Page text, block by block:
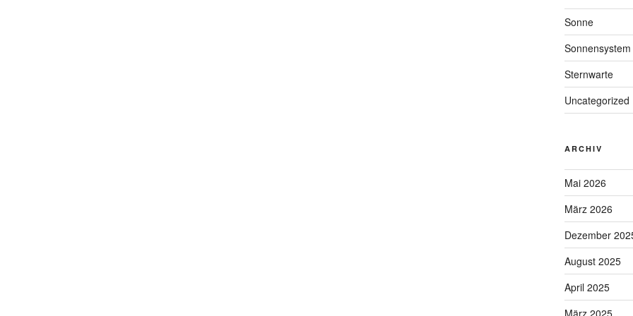
Sonne
Sonnensystem
Sternwarte
Uncategorized
ARCHIV
Mai 2026
März 2026
Dezember
August 2025
April 2025